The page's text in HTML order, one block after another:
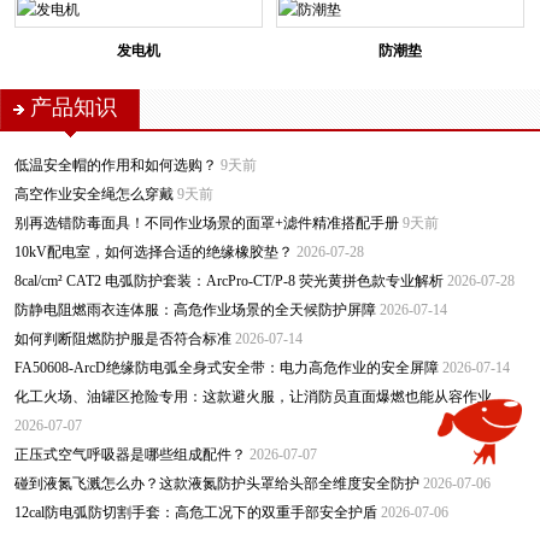
发电机 防潮垫
产品知识
低温安全帽的作用和如何选购？ 9天前
高空作业安全绳怎么穿戴 9天前
别再选错防毒面具！不同作业场景的面罩+滤件精准搭配手册 9天前
10kV配电室，如何选择合适的绝缘橡胶垫？ 2026-07-28
8cal/cm² CAT2 电弧防护套装：ArcPro-CT/P-8 荧光黄拼色款专业解析 2026-07-28
防静电阻燃雨衣连体服：高危作业场景的全天候防护屏障 2026-07-14
如何判断阻燃防护服是否符合标准 2026-07-14
FA50608-ArcD绝缘防电弧全身式安全带：电力高危作业的安全屏障 2026-07-14
化工火场、油罐区抢险专用：这款避火服，让消防员直面爆燃也能从容作业
2026-07-07
正压式空气呼吸器是哪些组成配件？ 2026-07-07
碰到液氮飞溅怎么办？这款液氮防护头罩给头部全维度安全防护 2026-07-06
12cal防电弧防切割手套：高危工况下的双重手部安全护盾 2026-07-06